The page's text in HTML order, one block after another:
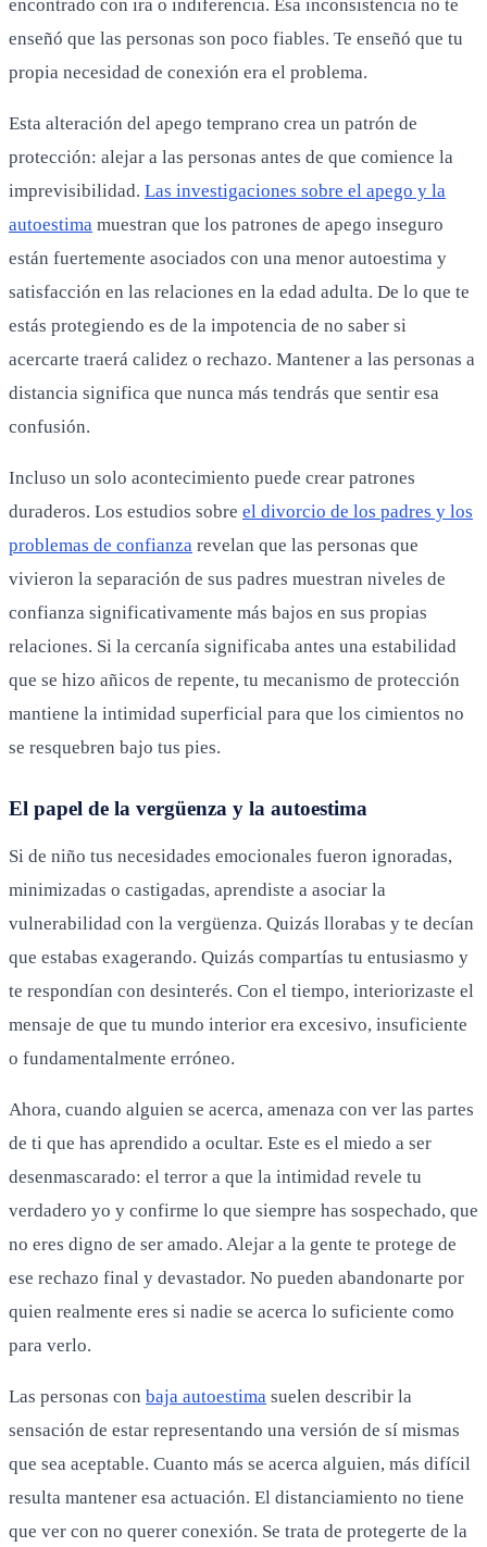
encontrado con ira o indiferencia. Esa inconsistencia no te
enseñó que las personas son poco fiables. Te enseñó que tu
propia necesidad de conexión era el problema.
Esta alteración del apego temprano crea un patrón de
protección: alejar a las personas antes de que comience la
imprevisibilidad. Las investigaciones sobre el apego y la
autoestima muestran que los patrones de apego inseguro
están fuertemente asociados con una menor autoestima y
satisfacción en las relaciones en la edad adulta. De lo que te
estás protegiendo es de la impotencia de no saber si
acercarte traerá calidez o rechazo. Mantener a las personas a
distancia significa que nunca más tendrás que sentir esa
confusión.
Incluso un solo acontecimiento puede crear patrones
duraderos. Los estudios sobre el divorcio de los padres y los
problemas de confianza revelan que las personas que
vivieron la separación de sus padres muestran niveles de
confianza significativamente más bajos en sus propias
relaciones. Si la cercanía significaba antes una estabilidad
que se hizo añicos de repente, tu mecanismo de protección
mantiene la intimidad superficial para que los cimientos no
se resquebren bajo tus pies.
El papel de la vergüenza y la autoestima
Si de niño tus necesidades emocionales fueron ignoradas,
minimizadas o castigadas, aprendiste a asociar la
vulnerabilidad con la vergüenza. Quizás llorabas y te decían
que estabas exagerando. Quizás compartías tu entusiasmo y
te respondían con desinterés. Con el tiempo, interiorizaste el
mensaje de que tu mundo interior era excesivo, insuficiente
o fundamentalmente erróneo.
Ahora, cuando alguien se acerca, amenaza con ver las partes
de ti que has aprendido a ocultar. Este es el miedo a ser
desenmascarado: el terror a que la intimidad revele tu
verdadero yo y confirme lo que siempre has sospechado, que
no eres digno de ser amado. Alejar a la gente te protege de
ese rechazo final y devastador. No pueden abandonarte por
quien realmente eres si nadie se acerca lo suficiente como
para verlo.
Las personas con baja autoestima suelen describir la
sensación de estar representando una versión de sí mismas
que sea aceptable. Cuanto más se acerca alguien, más difícil
resulta mantener esa actuación. El distanciamiento no tiene
que ver con no querer conexión. Se trata de protegerte de la